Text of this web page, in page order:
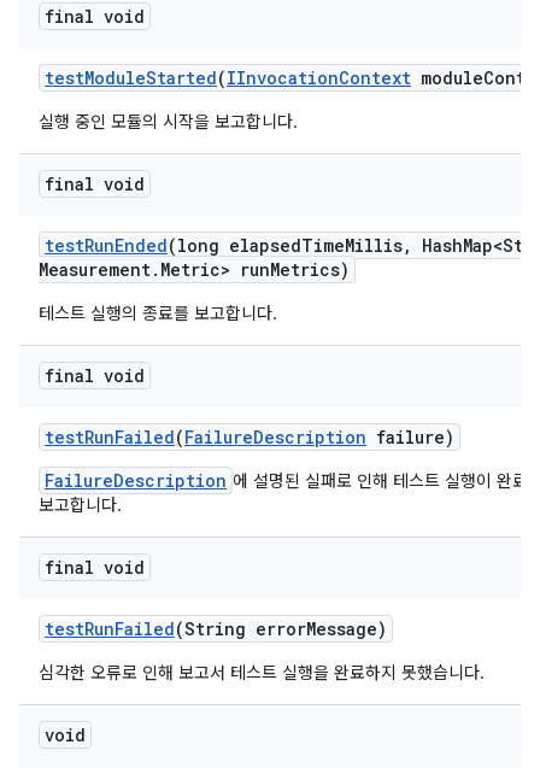
final void
testModuleStarted(IInvocationContext module
실행 중인 모듈의 시작을 보고합니다.
final void
testRunEnded(long elapsedTimeMillis, Hash
Measurement. Metric> runMetrics)
테스트 실행의 종료를 보고합니다.
final void
testRunFailed(FailureDescription failure)
FailureDescription 에 설명된 실패로 인해 테스트 실행이 완료
보고합니다.
final void
testRunFailed(String errorMessage)
심각한 오류로 인해 보고서 테스트 실행을 완료하지 못했습니다.
void